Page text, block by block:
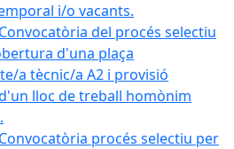
i/o vacants.
del procés selectiu
d'una plaça
a tècnic/a A2 i provisió
lloc de treball homònim
procés selectiu per